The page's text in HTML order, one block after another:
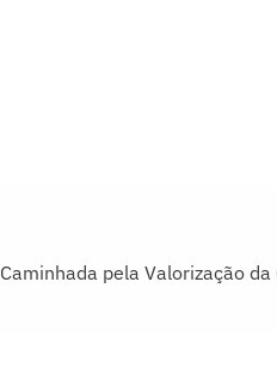
Caminhada pela Valorização da